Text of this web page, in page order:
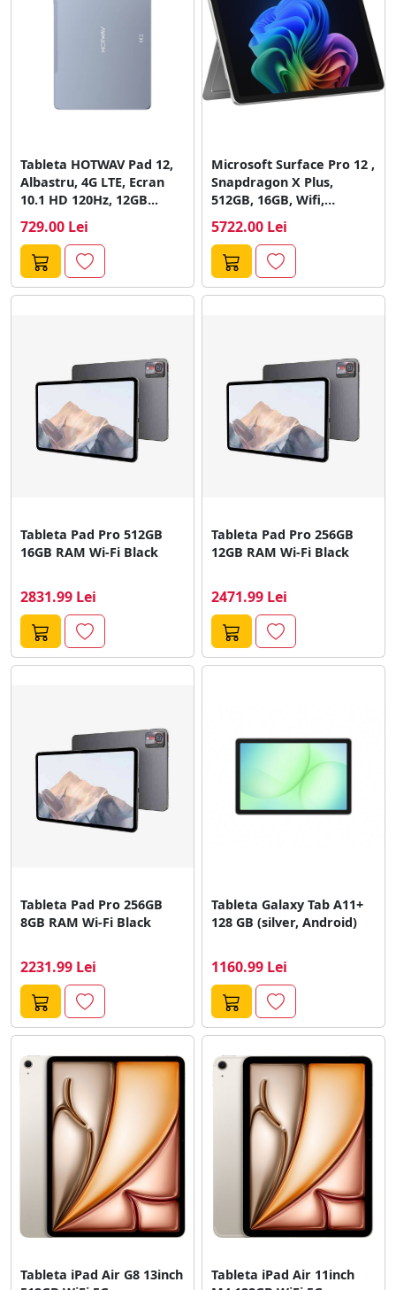
Tableta HOTWAV Pad 12,
Albastru, 4G LTE, Ecran
10.1 HD 120Hz, 12GB...
729.00 Lei
Microsoft Surface Pro 12 ,
Snapdragon X Plus,
512GB, 16GB, Wifi,
5722.00 Lei
Tableta Pad Pro 512GB
16GB RAM Wi-Fi Black
2831.99 Lei
Tableta Pad Pro 256GB
12GB RAM Wi-Fi Black
2471.99 Lei
Tableta Pad Pro 256GB
8GB RAM Wi-Fi Black
2231.99 Lei
Tableta Galaxy Tab A11+
128 GB (silver, Android)
1160.99 Lei
Tableta iPad Air G8 13inch
Tableta iPad Air 11inch